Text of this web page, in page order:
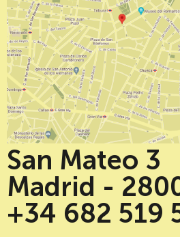
San Mateo 3
Madrid -
+34 682 519